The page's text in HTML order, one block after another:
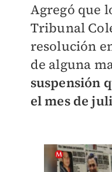
Agregó que
Tribunal
resolución
de alguna
suspensión
el mes de